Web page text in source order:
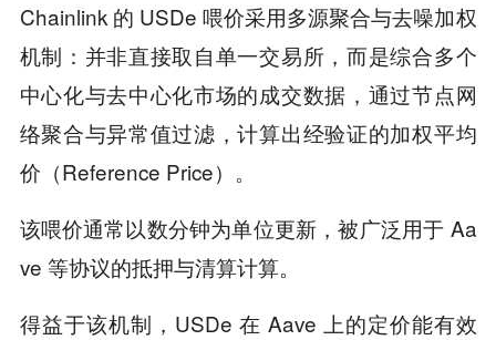
Chainlink 的 USDe 喂价采用多源聚合与去噪加权
机制：并非直接取自单一交易所，而是综合多个
中心化与去中心化市场的成交数据，通过节点网
络聚合与异常值过滤，计算出经验证的加权平均
价（Reference Price）。
该喂价通常以数分钟为单位更新，被广泛用于 Aa
ve 等协议的抵押与清算计算。
得益于该机制，USDe 在 Aave 上的定价能有效